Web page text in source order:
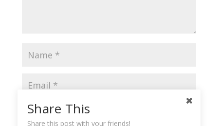
Share This
Share this post with your friends!